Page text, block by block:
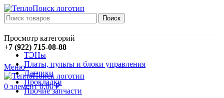
Поиск
+7 (922) 715-08-88
Меню
0 элемент 0,00₽
Просмотр категорий
ТЭНы
Платы, пульты и блоки управления
Датчики
Прокладки
Прочие запчасти